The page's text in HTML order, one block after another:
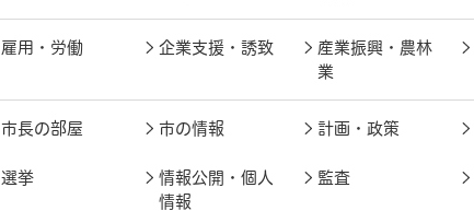
雇用・労働 企業支援・誘致
産業振興・農林
業
市長の部屋 市の情報 計画・政策
選挙
情報公開・個人
情報
監査